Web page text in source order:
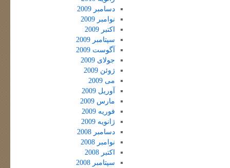
دسامبر 2009
نوامبر 2009
اکتبر 2009
سپتامبر 2009
آگوست 2009
جولای 2009
ژوئن 2009
می 2009
آوریل 2009
مارس 2009
فوریه 2009
ژانویه 2009
دسامبر 2008
نوامبر 2008
اکتبر 2008
سپتامبر 2008